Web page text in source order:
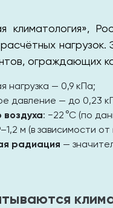
климатология»,
ограждающих
нагрузка — 0,9 кПа;
давление — до 0,23
: −22 °C (по
м (в зависимости от
радиация —